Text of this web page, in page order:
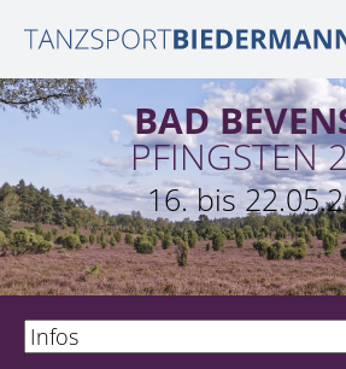
BAD
PFINGSTEN
16. bis